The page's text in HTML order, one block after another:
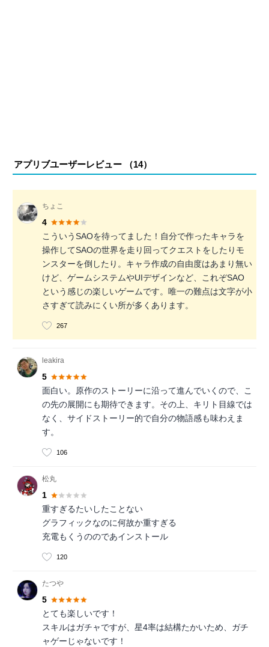
アプリブユーザーレビュー （14）
ちょこ
4
こういうSAOを待ってました！自分で作ったキャラを
操作してSAOの世界を走り回ってクエストをしたりモ
ンスターを倒したり。キャラ作成の自由度はあまり無い
けど、ゲームシステムやUIデザインなど、これぞSAO
という感じの楽しいゲームです。唯一の難点は文字が小
さすぎて読みにくい所が多くあります。
267
leakira
5
面白い。原作のストーリーに沿って進んでいくので、こ
の先の展開にも期待できます。その上、キリト目線では
なく、サイドストーリー的で自分の物語感も味わえま
す。
106
松丸
1
重すぎるたいしたことない
グラフィックなのに何故か重すぎる
充電もくうののであインストール
120
たつや
5
とても楽しいです！
スキルはガチャですが、星4率は結構たかいため、ガチ
ャゲーじゃないです！